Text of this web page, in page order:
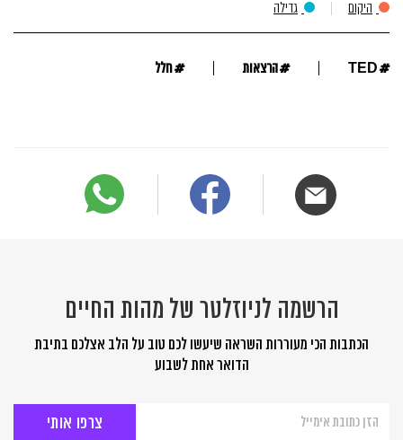
היקום גדילה
#
TED
#הרצאות #חלל
הרשמה לניוזלטר של מהות החיים
הכתבות הכי מעוררות השראה שיעשו לכם טוב על הלב אצלכם בתיבת
הדואר אחת לשבוע
לניוזלטר